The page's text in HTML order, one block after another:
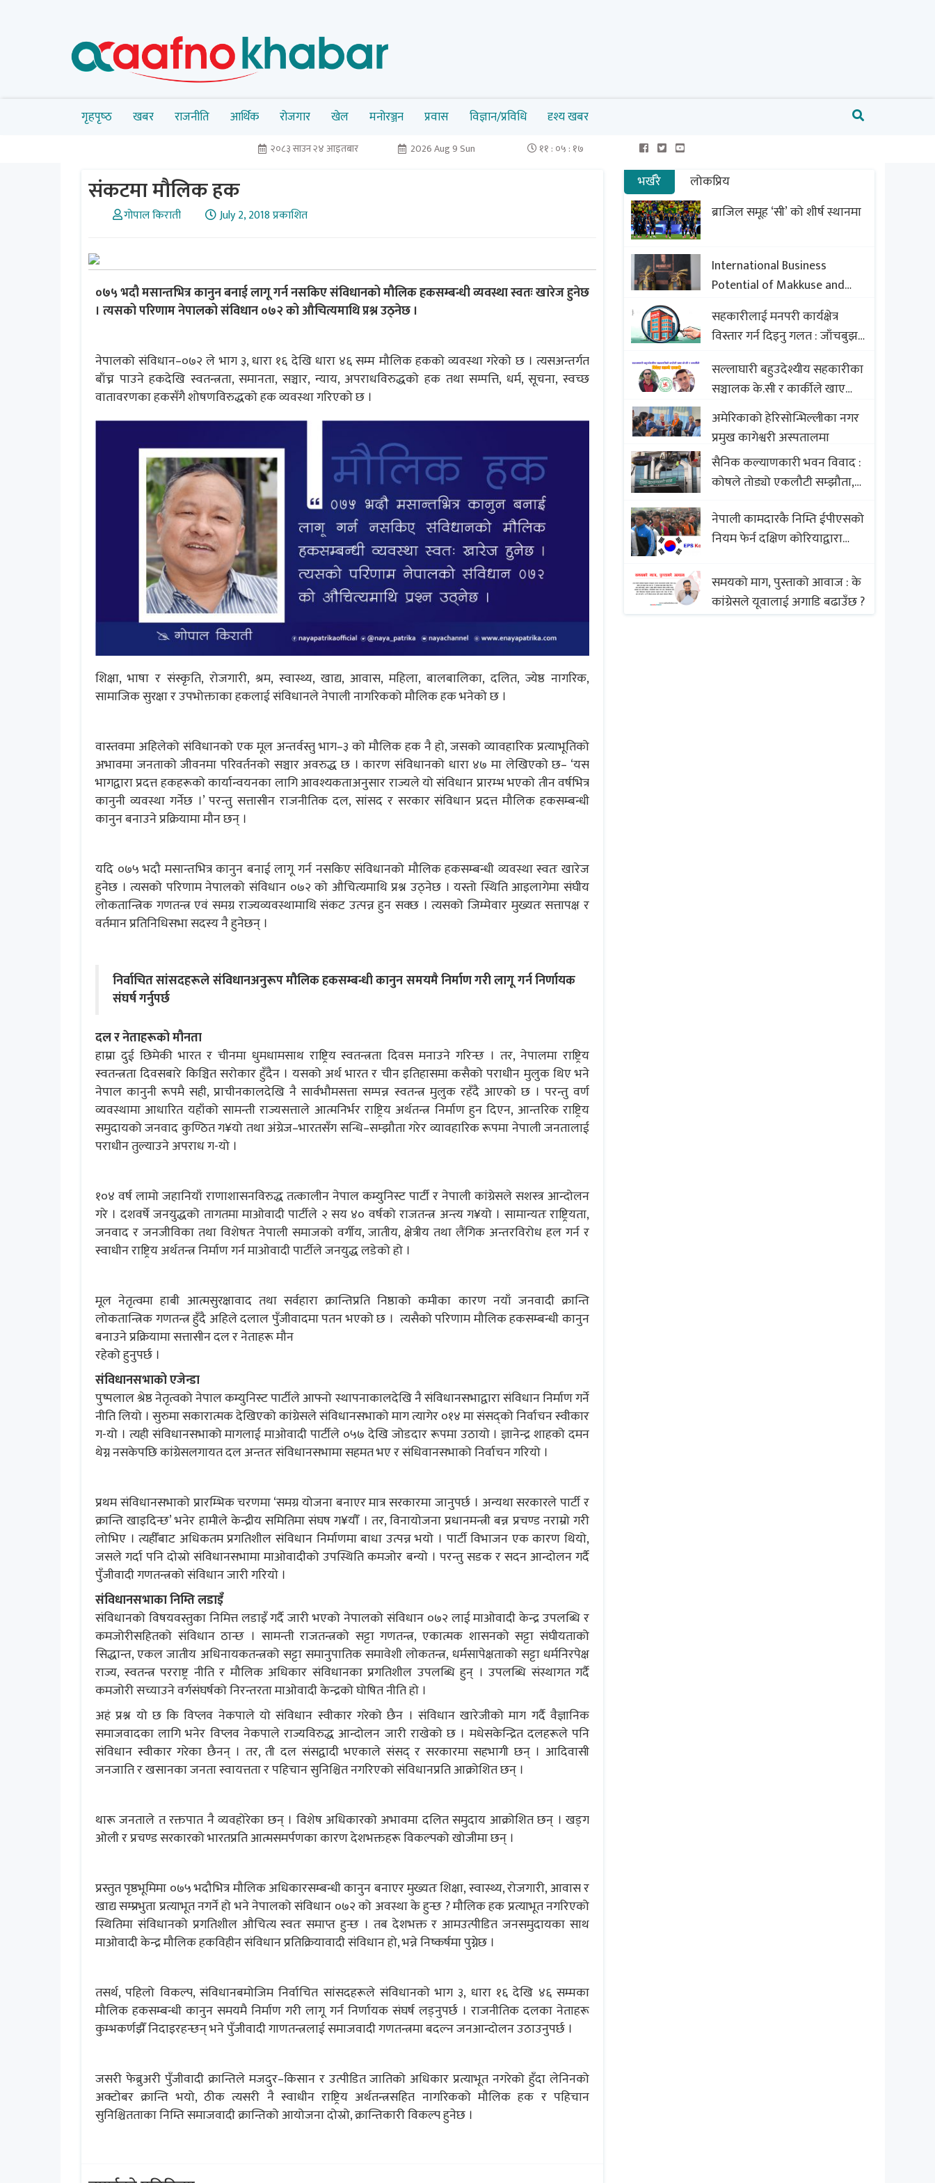
गृहपृष्‍ठ खबर राजनीति आर्थिक रोजगार खेल मनोरञ्जन प्रवास विज्ञान/प्रविधि दृश्य खबर
२०८३ साउन २४ आइतबार 2026 Aug 9 Sun ११ : ०५ : १७
संकटमा मौलिक हक
गोपाल किराती July 2, 2018 प्रकाशित
०७५ भदौ मसान्तभित्र कानुन बनाई लागू गर्न नसकिए संविधानको मौलिक हकसम्बन्धी व्यवस्था स्वतः खारेज हुनेछ
। त्यसको परिणाम नेपालको संविधान ०७२ को औचित्यमाथि प्रश्न उठ्नेछ ।
नेपालको संविधान–०७२ ले भाग ३, धारा १६ देखि धारा ४६ सम्म मौलिक हकको व्यवस्था गरेको छ । त्यसअन्तर्गत
बाँच्न पाउने हकदेखि स्वतन्त्रता, समानता, सञ्चार, न्याय, अपराधविरुद्धको हक तथा सम्पत्ति, धर्म, सूचना, स्वच्छ
वातावरणका हकसँगै शोषणविरुद्धको हक व्यवस्था गरिएको छ ।
शिक्षा, भाषा र संस्कृति, रोजगारी, श्रम, स्वास्थ्य, खाद्य, आवास, महिला, बालबालिका, दलित, ज्येष्ठ नागरिक,
सामाजिक सुरक्षा र उपभोक्ताका हकलाई संविधानले नेपाली नागरिकको मौलिक हक भनेको छ ।
वास्तवमा अहिलेको संविधानको एक मूल अन्तर्वस्तु भाग–३ को मौलिक हक नै हो, जसको व्यावहारिक प्रत्याभूतिको
अभावमा जनताको जीवनमा परिवर्तनको सञ्चार अवरुद्ध छ । कारण संविधानको धारा ४७ मा लेखिएको छ– ‘यस
भागद्वारा प्रदत्त हकहरूको कार्यान्वयनका लागि आवश्यकताअनुसार राज्यले यो संविधान प्रारम्भ भएको तीन वर्षभित्र
कानुनी व्यवस्था गर्नेछ ।’ परन्तु सत्तासीन राजनीतिक दल, सांसद र सरकार संविधान प्रदत्त मौलिक हकसम्बन्धी
कानुन बनाउने प्रक्रियामा मौन छन् ।
यदि ०७५ भदौ मसान्तभित्र कानुन बनाई लागू गर्न नसकिए संविधानको मौलिक हकसम्बन्धी व्यवस्था स्वतः खारेज
हुनेछ । त्यसको परिणाम नेपालको संविधान ०७२ को औचित्यमाथि प्रश्न उठ्नेछ । यस्तो स्थिति आइलागेमा संघीय
लोकतान्त्रिक गणतन्त्र एवं समग्र राज्यव्यवस्थामाथि संकट उत्पन्न हुन सक्छ । त्यसको जिम्मेवार मुख्यतः सत्तापक्ष र
वर्तमान प्रतिनिधिसभा सदस्य नै हुनेछन् ।
निर्वाचित सांसदहरूले संविधानअनुरूप मौलिक हकसम्बन्धी कानुन समयमै निर्माण गरी लागू गर्न निर्णायक
संघर्ष गर्नुपर्छ
दल र नेताहरूको मौनता
हाम्रा दुई छिमेकी भारत र चीनमा धुमधामसाथ राष्ट्रिय स्वतन्त्रता दिवस मनाउने गरिन्छ । तर, नेपालमा राष्ट्रिय
स्वतन्त्रता दिवसबारे किञ्चित सरोकार हुँदैन । यसको अर्थ भारत र चीन इतिहासमा कसैको पराधीन मुलुक थिए भने
नेपाल कानुनी रूपमै सही, प्राचीनकालदेखि नै सार्वभौमसत्ता सम्पन्न स्वतन्त्र मुलुक रहँदै आएको छ । परन्तु वर्ण
व्यवस्थामा आधारित यहाँको सामन्ती राज्यसत्ताले आत्मनिर्भर राष्ट्रिय अर्थतन्त्र निर्माण हुन दिएन, आन्तरिक राष्ट्रिय
समुदायको जनवाद कुण्ठित ग¥यो तथा अंग्रेज–भारतसँग सन्धि–सम्झौता गरेर व्यावहारिक रूपमा नेपाली जनतालाई
पराधीन तुल्याउने अपराध ग-यो ।
१०४ वर्ष लामो जहानियाँ राणाशासनविरुद्ध तत्कालीन नेपाल कम्युनिस्ट पार्टी र नेपाली कांग्रेसले सशस्त्र आन्दोलन
गरे । दशवर्षे जनयुद्धको तागतमा माओवादी पार्टीले २ सय ४० वर्षको राजतन्त्र अन्त्य ग¥यो । सामान्यतः राष्ट्रियता,
जनवाद र जनजीविका तथा विशेषतः नेपाली समाजको वर्गीय, जातीय, क्षेत्रीय तथा लैंगिक अन्तरविरोध हल गर्न र
स्वाधीन राष्ट्रिय अर्थतन्त्र निर्माण गर्न माओवादी पार्टीले जनयुद्ध लडेको हो ।
मूल नेतृत्वमा हाबी आत्मसुरक्षावाद तथा सर्वहारा क्रान्तिप्रति निष्ठाको कमीका कारण नयाँ जनवादी क्रान्ति
लोकतान्त्रिक गणतन्त्र हुँदै अहिले दलाल पुँजीवादमा पतन भएको छ । त्यसैको परिणाम मौलिक हकसम्बन्धी कानुन
बनाउने प्रक्रियामा सत्तासीन दल र नेताहरू मौन
रहेको हुनुपर्छ ।
संविधानसभाको एजेन्डा
पुष्पलाल श्रेष्ठ नेतृत्वको नेपाल कम्युनिस्ट पार्टीले आफ्नो स्थापनाकालदेखि नै संविधानसभाद्वारा संविधान निर्माण गर्ने
नीति लियो । सुरुमा सकारात्मक देखिएको कांग्रेसले संविधानसभाको माग त्यागेर ०१४ मा संसद्को निर्वाचन स्वीकार
ग-यो । त्यही संविधानसभाको मागलाई माओवादी पार्टीले ०५७ देखि जोडदार रूपमा उठायो । ज्ञानेन्द्र शाहको दमन
थेग्न नसकेपछि कांग्रेसलगायत दल अन्ततः संविधानसभामा सहमत भए र संधिवानसभाको निर्वाचन गरियो ।
प्रथम संविधानसभाको प्रारम्भिक चरणमा ‘समग्र योजना बनाएर मात्र सरकारमा जानुपर्छ । अन्यथा सरकारले पार्टी र
क्रान्ति खाइदिन्छ’ भनेर हामीले केन्द्रीय समितिमा संघष ग¥यौँ । तर, विनायोजना प्रधानमन्त्री बन्न प्रचण्ड नराम्रो गरी
लोभिए । त्यहीँबाट अधिकतम प्रगतिशील संविधान निर्माणमा बाधा उत्पन्न भयो । पार्टी विभाजन एक कारण थियो,
जसले गर्दा पनि दोस्रो संविधानसभामा माओवादीको उपस्थिति कमजोर बन्यो । परन्तु सडक र सदन आन्दोलन गर्दै
पुँजीवादी गणतन्त्रको संविधान जारी गरियो ।
संविधानसभाका निम्ति लडाइँ
संविधानको विषयवस्तुका निमित्त लडाइँ गर्दै जारी भएको नेपालको संविधान ०७२ लाई माओवादी केन्द्र उपलब्धि र
कमजोरीसहितको संविधान ठान्छ । सामन्ती राजतन्त्रको सट्टा गणतन्त्र, एकात्मक शासनको सट्टा संघीयताको
सिद्धान्त, एकल जातीय अधिनायकतन्त्रको सट्टा समानुपातिक समावेशी लोकतन्त्र, धर्मसापेक्षताको सट्टा धर्मनिरपेक्ष
राज्य, स्वतन्त्र परराष्ट्र नीति र मौलिक अधिकार संविधानका प्रगतिशील उपलब्धि हुन् । उपलब्धि संस्थागत गर्दै
कमजोरी सच्याउने वर्गसंघर्षको निरन्तरता माओवादी केन्द्रको घोषित नीति हो ।
अहं प्रश्न यो छ कि विप्लव नेकपाले यो संविधान स्वीकार गरेको छैन । संविधान खारेजीको माग गर्दै वैज्ञानिक
समाजवादका लागि भनेर विप्लव नेकपाले राज्यविरुद्ध आन्दोलन जारी राखेको छ । मधेसकेन्द्रित दलहरूले पनि
संविधान स्वीकार गरेका छैनन् । तर, ती दल संसद्वादी भएकाले संसद् र सरकारमा सहभागी छन् । आदिवासी
जनजाति र खसानका जनता स्वायत्तता र पहिचान सुनिश्चित नगरिएको संविधानप्रति आक्रोशित छन् ।
थारू जनताले त रक्तपात नै व्यवहोरेका छन् । विशेष अधिकारको अभावमा दलित समुदाय आक्रोशित छन् । खड्ग
ओली र प्रचण्ड सरकारको भारतप्रति आत्मसमर्पणका कारण देशभक्तहरू विकल्पको खोजीमा छन् ।
प्रस्तुत पृष्ठभूमिमा ०७५ भदौभित्र मौलिक अधिकारसम्बन्धी कानुन बनाएर मुख्यतः शिक्षा, स्वास्थ्य, रोजगारी, आवास र
खाद्य सम्प्रभुता प्रत्याभूत नगर्ने हो भने नेपालको संविधान ०७२ को अवस्था के हुन्छ ? मौलिक हक प्रत्याभूत नगरिएको
स्थितिमा संविधानको प्रगतिशील औचित्य स्वतः समाप्त हुन्छ । तब देशभक्त र आमउत्पीडित जनसमुदायका साथ
माओवादी केन्द्र मौलिक हकविहीन संविधान प्रतिक्रियावादी संविधान हो, भन्ने निष्कर्षमा पुग्नेछ ।
तसर्थ, पहिलो विकल्प, संविधानबमोजिम निर्वाचित सांसदहरूले संविधानको भाग ३, धारा १६ देखि ४६ सम्मका
मौलिक हकसम्बन्धी कानुन समयमै निर्माण गरी लागू गर्न निर्णायक संघर्ष लड्नुपर्छ । राजनीतिक दलका नेताहरू
कुम्भकर्णझैँ निदाइरहन्छन् भने पुँजीवादी गाणतन्त्रलाई समाजवादी गणतन्त्रमा बदल्न जनआन्दोलन उठाउनुपर्छ ।
जसरी फेब्रुअरी पुँजीवादी क्रान्तिले मजदुर–किसान र उत्पीडित जातिको अधिकार प्रत्याभूत नगरेको हुँदा लेनिनको
अक्टोबर क्रान्ति भयो, ठीक त्यसरी नै स्वाधीन राष्ट्रिय अर्थतन्त्रसहित नागरिकको मौलिक हक र पहिचान
सुनिश्चितताका निम्ति समाजवादी क्रान्तिको आयोजना दोस्रो, क्रान्तिकारी विकल्प हुनेछ ।
भर्खरै
लोकप्रिय
ब्राजिल समूह ‘सी’ को शीर्ष स्थानमा
International Business
Potential of Makkuse and
Export Opportunities of
Nepali Sweets with Global
Comparison to Baklava
सहकारीलाई मनपरी कार्यक्षेत्र
विस्तार गर्न दिइनु गलत : जाँचबुझ
सल्लाघारी बहुउदेश्यीय सहकारीका
सञ्चालक के.सी र कार्कीले खाए
सदस्यको करोडौं बचत
अमेरिकाको हेरिसोन्भिल्लीका नगर
प्रमुख कागेश्वरी अस्पतालमा
सैनिक कल्याणकारी भवन विवाद :
कोषले तोड्यो एकलौटी सम्झौता,
बिखलबन्दमा (भिडियो)
नेपाली कामदारकै निम्ति ईपीएसको
नियम फेर्न दक्षिण कोरियाद्वारा
समयको माग, पुस्ताको आवाज : के
कांग्रेसले यूवालाई अगाडि बढाउँछ ?